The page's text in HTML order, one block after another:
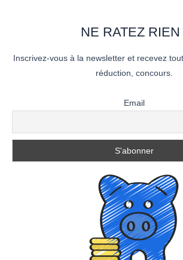
NE RATEZ RIEN
Inscrivez-vous à la newsletter et recevez
réduction, concours.
Email